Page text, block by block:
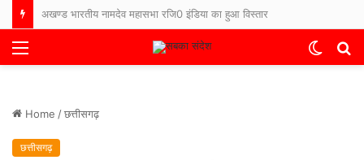
Menu
Switch
Home /छत्तीसगढ़
छत्तीसगढ़